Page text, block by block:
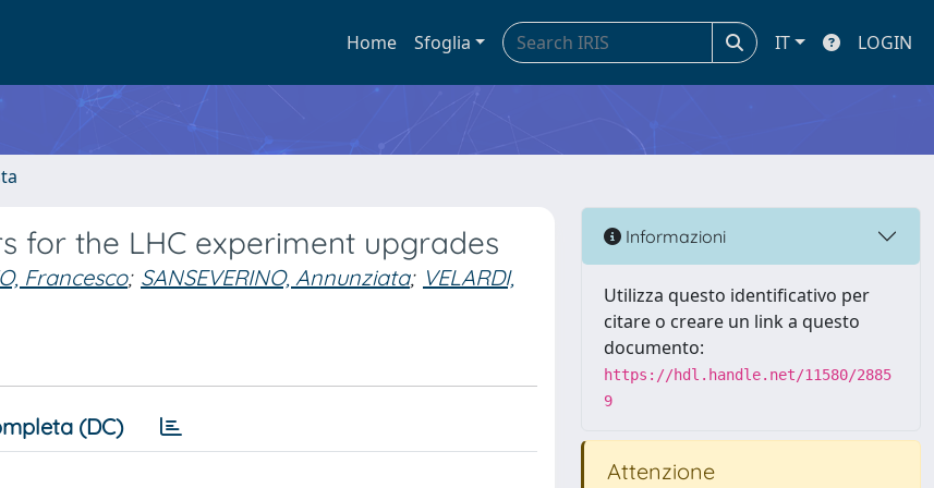
Home Sfoglia IT LOGIN
for the LHC experiment upgrades
Francesco; SANSEVERINO, Annunziata; VELARDI,
(DC)
Informazioni
Utilizza questo identificativo per
citare o creare un link a questo
documento:
https://hdl.handle.net/11580/2885
9
Attenzione